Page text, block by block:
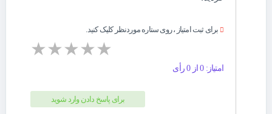
برای ثبت امتیاز ، روی ستاره موردنظر کلیک کنید.
★★★★★
امتیاز: 0 از 0 رأی
برای پاسخ دادن وارد شوید